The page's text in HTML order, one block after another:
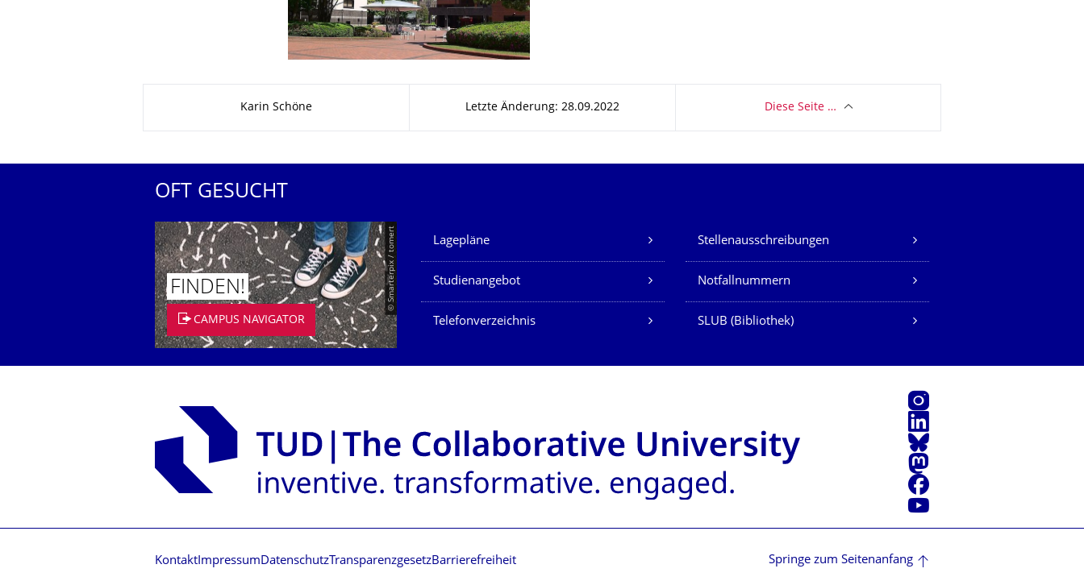
Karin Schöne Letzte Änderung: 28.09.2022 Diese Seite …
OFT GESUCHT
© Smarterpix / tomert
FINDEN!
CAMPUS NAVIGATOR
Unsere Dienste
Lagepläne Stellenausschreibungen
Studienangebot Notfallnummern
Telefonverzeichnis SLUB (Bibliothek)
Instagram
LinkedIn
Bluesky
Mastodon
Facebook
Youtube
Kontakt Impressum DatenschutzTransparenzgesetzBarrierefreiheit Springe zum Seitenanfang